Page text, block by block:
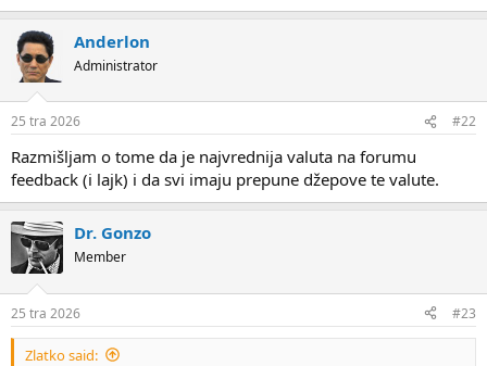
Anderlon
Administrator
25 tra 2026 #22
Razmišljam o tome da je najvrednija valuta na forumu
feedback (i lajk) i da svi imaju prepune džepove te valute.
Dr. Gonzo
Member
25 tra 2026 #23
Zlatko said: